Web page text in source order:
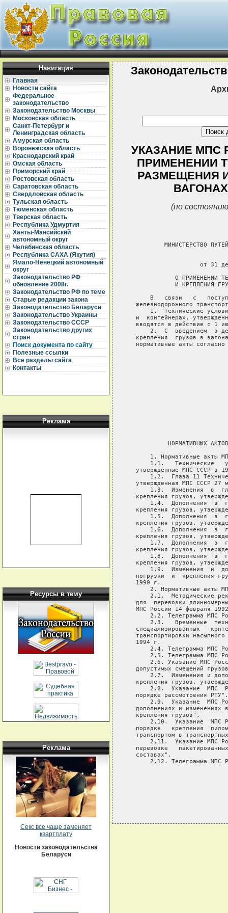
Навигация
Главная
Новости сайта
Федеральное
законодательство
Законодательство Москвы
Московская область
Санкт-Петербург и
Ленинградская область
Амурская область
Воронежская область
Краснодарский край
Омская область
Приморский край
Ростовская область
Саратовская область
Свердловская область
Тульская область
Тюменская область
Тверская область
Республика Удмуртия
Ханты-Мансийский
автономный округ
Челябинская область
Республика САХА (Якутия)
Ямало-Ненецкий автономный
округ
Законодательство РФ
обновление 2008г.
Законодательство РФ по теме
Старые редакции закона
Законодательство Беларуси
Законодательство Украины
Законодательство СССР
Законодательство других
стран
Поиск документа по сайту
Полезные ссылки
Все разделы сайта
Контакты
Реклама
Ресурсы в тему
Реклама
Секс все чаще заменяет
квартплату
Новости законодательства
Беларуси
УКАЗАНИЕ МПС
ПРИМЕНЕНИИ
РАЗМЕЩЕНИЯ
(по
МИНИСТЕРСТВО
от 31
О ПРИМЕНЕНИИ
И КРЕПЛЕНИЯ
В   связи   с
железнодорожного
1.  Технические
и  контейнерах,
вводятся в действие с 1
2.  С  введением  в
крепления  грузов в
нормативные акты
НОРМАТИВНЫХ
1. Нормативные акты
1.1.   Технические
утвержденные МПС СССР в
1.2.  Глава 11
утвержденная МПС СССР 27
1.3.  Изменения  в
крепления грузов,
1.4.  Дополнения  в
крепления грузов,
1.5.  Дополнения  в
крепления грузов,
1.6.  Дополнения  в
крепления грузов,
1.7.  Дополнения  в
крепления грузов,
1.8.  Дополнения  в
крепления грузов,
1.9.  Изменения  и
погрузки  и  крепления
   1990 г.
2. Нормативные акты
2.1.  Методические
для  перевозки
МПС России 14 февраля
2.2. Телеграмма МПС
2.3.   Временные
специализированных
транспортировки
   1994 г.
2.4. Телеграмма МПС
2.5. Телеграмма МПС
2.6. Указание МПС
допустимых смещений
2.7.  Изменения и
крепления грузов,
2.8.  Указание  МПС
   порядке рассмотрения РТУ".
2.9.  Указание  МПС
дополнениях и изменениях
   крепления грузов".
2.10.  Указание  МПС
порядке   крепления
транспортом в
2.11.  Указание МПС
перевозке
   составах".
2.12. Телеграмма МПС